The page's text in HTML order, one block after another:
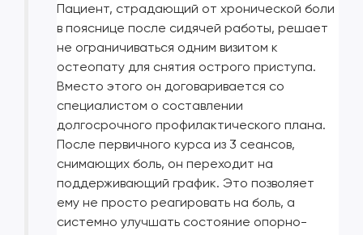
Пациент, страдающий от хронической боли
в пояснице после сидячей работы, решает
не ограничиваться одним визитом к
остеопату для снятия острого приступа.
Вместо этого он договаривается со
специалистом о составлении
долгосрочного профилактического плана.
После первичного курса из 3 сеансов,
снимающих боль, он переходит на
поддерживающий график. Это позволяет
ему не просто реагировать на боль, а
системно улучшать состояние опорно-